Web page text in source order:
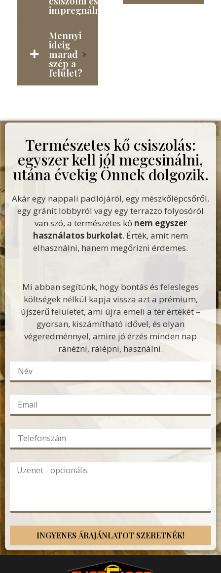
impregnálni?
Mennyi
ideig
marad
szép a
felület?
Természetes kő csiszolás:
egyszer kell jól megcsinálni,
utána évekig Önnek dolgozik.
Akár egy nappali padlójáról, egy mészkőlépcsőről,
egy gránit lobbyról vagy egy terrazzo folyosóról
van szó, a természetes kő nem egyszer
használatos burkolat. Érték, amit nem
elhasználni, hanem megőrizni érdemes.
Mi abban segítünk, hogy bontás és felesleges
költségek nélkül kapja vissza azt a prémium,
újszerű felületet, ami újra emeli a tér értékét –
gyorsan, kiszámítható idővel, és olyan
végeredménnyel, amire jó érzés minden nap
ránézni, rálépni, használni.
INGYENES ÁRAJÁNLATOT SZERETNÉK!